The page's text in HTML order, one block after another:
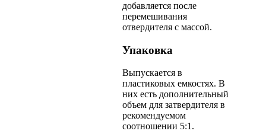
добавляется после
перемешивания
отвердителя с массой.
Упаковка
Выпускается в
пластиковых емкостях. В
них есть дополнительный
объем для затвердителя в
рекомендуемом
соотношении 5:1.